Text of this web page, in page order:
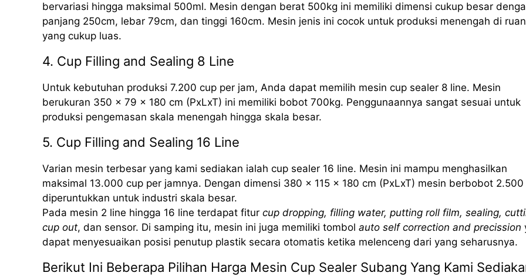
bervariasi hingga maksimal 500ml. Mesin dengan berat 500kg ini memiliki dimensi cukup besar
panjang 250cm, lebar 79cm, dan tinggi 160cm. Mesin jenis ini cocok untuk produksi menengah di
yang cukup luas.
4. Cup Filling and Sealing 8 Line
Untuk kebutuhan produksi 7.200 cup per jam, Anda dapat memilih mesin cup sealer 8 line. Mesin
berukuran 350 x 79 x 180 cm (PxLxT) ini memiliki bobot 700kg. Penggunaannya sangat sesuai untuk
produksi pengemasan skala menengah hingga skala besar.
5. Cup Filling and Sealing 16 Line
Varian mesin terbesar yang kami sediakan ialah cup sealer 16 line. Mesin ini mampu menghasilkan
maksimal 13.000 cup per jamnya. Dengan dimensi 380 x 115 x 180 cm (PxLxT) mesin berbobot 2.500
diperuntukkan untuk industri skala besar.
Pada mesin 2 line hingga 16 line terdapat fitur cup dropping, filling water, putting roll film, sealing,
cup out, dan sensor. Di samping itu, mesin ini juga memiliki tombol auto self correction and precission
dapat menyesuaikan posisi penutup plastik secara otomatis ketika melenceng dari yang seharusnya.
Berikut Ini Beberapa Pilihan Harga Mesin Cup Sealer Subang Yang Kami